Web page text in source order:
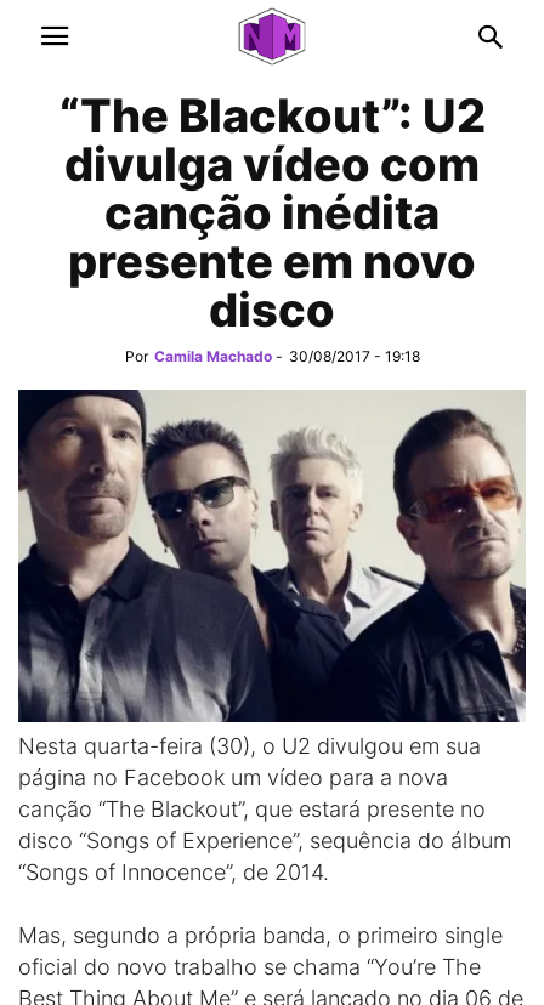
“The Blackout”: U2
divulga vídeo com
canção inédita
presente em novo
disco
Por Camila Machado - 30/08/2017 - 19:18
Nesta quarta-feira (30), o U2 divulgou em sua
página no Facebook um vídeo para a nova
canção “The Blackout”, que estará presente no
disco “Songs of Experience”, sequência do álbum
“Songs of Innocence”, de 2014.
Mas, segundo a própria banda, o primeiro single
oficial do novo trabalho se chama “You’re The
Best Thing About Me” e será lançado no dia 06 de